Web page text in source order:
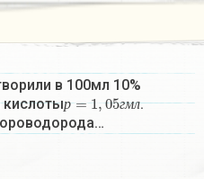
в 100мл 10%
кислоты р гмл
,05гм
.